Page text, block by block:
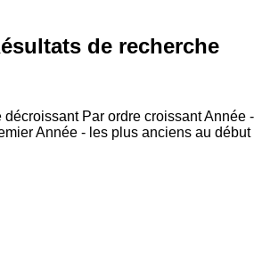
de recherche
décroissant Par ordre croissantAnnée -
Année - les plus anciens au début